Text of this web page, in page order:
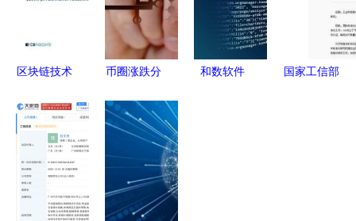
挑战
区块链应用
区块链技术
八大趋势
聚焦软件与
服务革新
币圈涨跌分
块链服务权
威大盘点
和数软件
国家工信部